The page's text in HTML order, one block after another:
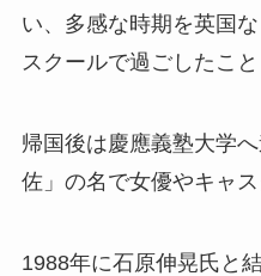
い、多感な時期を英国
スクールで過ごしたこと
帰国後は慶應義塾大学
佐」の名で女優やキャス
1988年に石原伸晃氏と